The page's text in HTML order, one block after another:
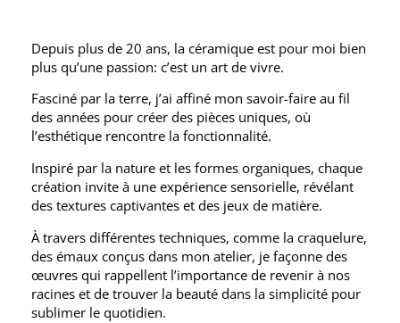
Depuis plus de 20 ans, la céramique est pour moi bien
plus qu’une passion: c’est un art de vivre.
Fasciné par la terre, j’ai affiné mon savoir-faire au fil
des années pour créer des pièces uniques, où
l’esthétique rencontre la fonctionnalité.
Inspiré par la nature et les formes organiques, chaque
création invite à une expérience sensorielle, révélant
des textures captivantes et des jeux de matière.
À travers différentes techniques, comme la craquelure,
des émaux conçus dans mon atelier, je façonne des
œuvres qui rappellent l’importance de revenir à nos
racines et de trouver la beauté dans la simplicité pour
sublimer le quotidien.